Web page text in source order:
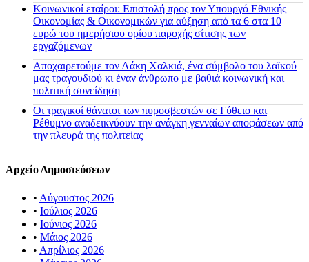
Κοινωνικοί εταίροι: Επιστολή προς τον Υπουργό Εθνικής
Οικονομίας & Οικονομικών για αύξηση από τα 6 στα 10
ευρώ του ημερήσιου ορίου παροχής σίτισης των
εργαζόμενων
Αποχαιρετούμε τον Λάκη Χαλκιά, ένα σύμβολο του λαϊκού
μας τραγουδιού κι έναν άνθρωπο με βαθιά κοινωνική και
πολιτική συνείδηση
Οι τραγικοί θάνατοι των πυροσβεστών σε Γύθειο και
Ρέθυμνο αναδεικνύουν την ανάγκη γενναίων αποφάσεων από
την πλευρά της πολιτείας
Αρχείο Δημοσιεύσεων
• Αύγουστος 2026
• Ιούλιος 2026
• Ιούνιος 2026
• Μάιος 2026
• Απρίλιος 2026